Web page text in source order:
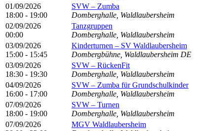
01/09/2026
18:00 - 19:00
SVW – Zumba
Domberghalle, Waldlaubersheim
02/09/2026
00:00
Tanzgruppen
Domberghalle, Waldlaubersheim
03/09/2026
15:00 - 15:45
Kinderturnen – SV Waldlaubersheim
Dombergbühne, Waldlaubersheim DE
03/09/2026
18:30 - 19:30
SVW – RückenFit
Domberghalle, Waldlaubersheim
04/09/2026
16:00 - 17:00
SVW – Zumba für Grundschulkinder
Domberghalle, Waldlaubersheim
07/09/2026
18:00 - 19:00
SVW – Turnen
Domberghalle, Waldlaubersheim
07/09/2026
MGV Waldlaubersheim